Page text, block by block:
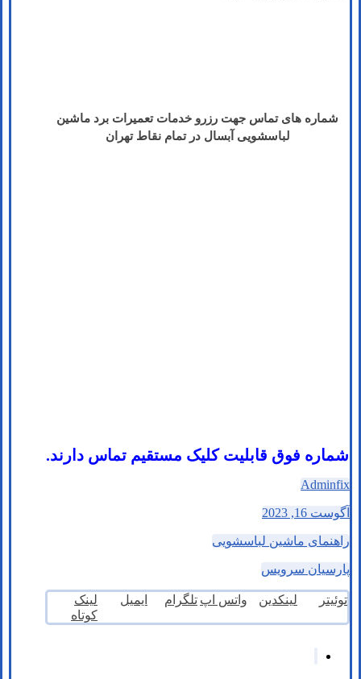
شماره های تماس​ جهت رزرو خدمات تعمیرات برد ماشین
لباسشویی آبسال در تمام نقاط تهران
شماره فوق قابلیت کلیک مستقیم تماس دارند.
Adminfix
آگوست 16, 2023
راهنمای ماشین لباسشویی
پارسیان سرویس
توئیتر لینکدین واتس اپ تلگرام ایمیل
لینک
کوتاه